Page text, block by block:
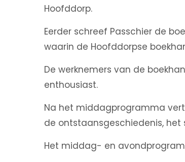
Hoofddorp.
Eerder schreef Passchier de
waarin de Hoofddorpse
De werknemers van de
enthousiast.
Na het middagprogramma
de ontstaansgeschiedenis, het
Het middag- en